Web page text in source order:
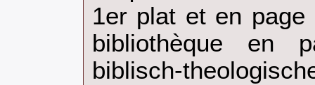
1er plat et en page
bibliothèque en
biblisch-